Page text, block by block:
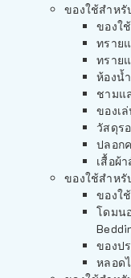
ของใช้สำหรั
ของใ
ทราย
ทราย
ห้องน้
ชามแ
ของเ
วัสดุร
ปลอก
เสื้อผ้
ของใช้สำหรั
ของใ
โดมน
ของป
หลอด